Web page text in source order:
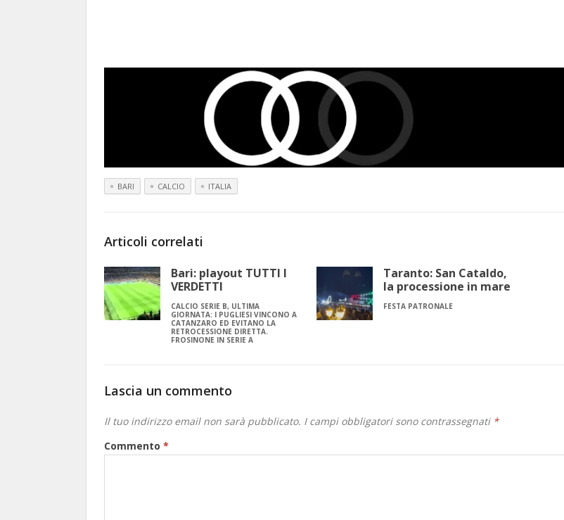
BARI CALCIO ITALIA
Articoli correlati
Bari: playout TUTTI I
VERDETTI
CALCIO SERIE B, ULTIMA
GIORNATA: I PUGLIESI VINCONO A
CATANZARO ED EVITANO LA
RETROCESSIONE DIRETTA.
FROSINONE IN SERIE A
Taranto: San Cataldo,
la processione in mare
FESTA PATRONALE
Lascia un commento
Il tuo indirizzo email non sarà pubblicato. I campi obbligatori sono contrassegnati *
Commento *